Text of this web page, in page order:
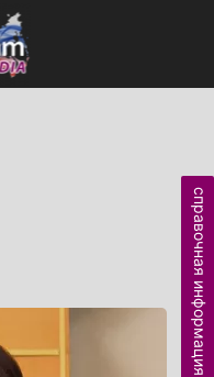
справочная информация